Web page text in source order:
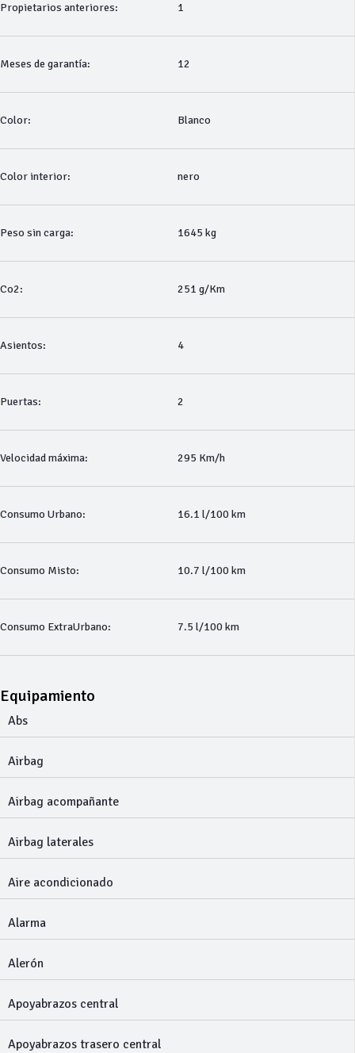
Propietarios anteriores: 1
Meses de garantía: 12
Color: Blanco
Color interior: nero
Peso sin carga: 1645 kg
Co2: 251 g/Km
Asientos: 4
Puertas: 2
Velocidad máxima: 295 Km/h
Consumo Urbano: 16.1 l/100 km
Consumo Misto: 10.7 l/100 km
Consumo ExtraUrbano: 7.5 l/100 km
Equipamiento
Abs
Airbag
Airbag acompañante
Airbag laterales
Aire acondicionado
Alarma
Alerón
Apoyabrazos central
Apoyabrazos trasero central